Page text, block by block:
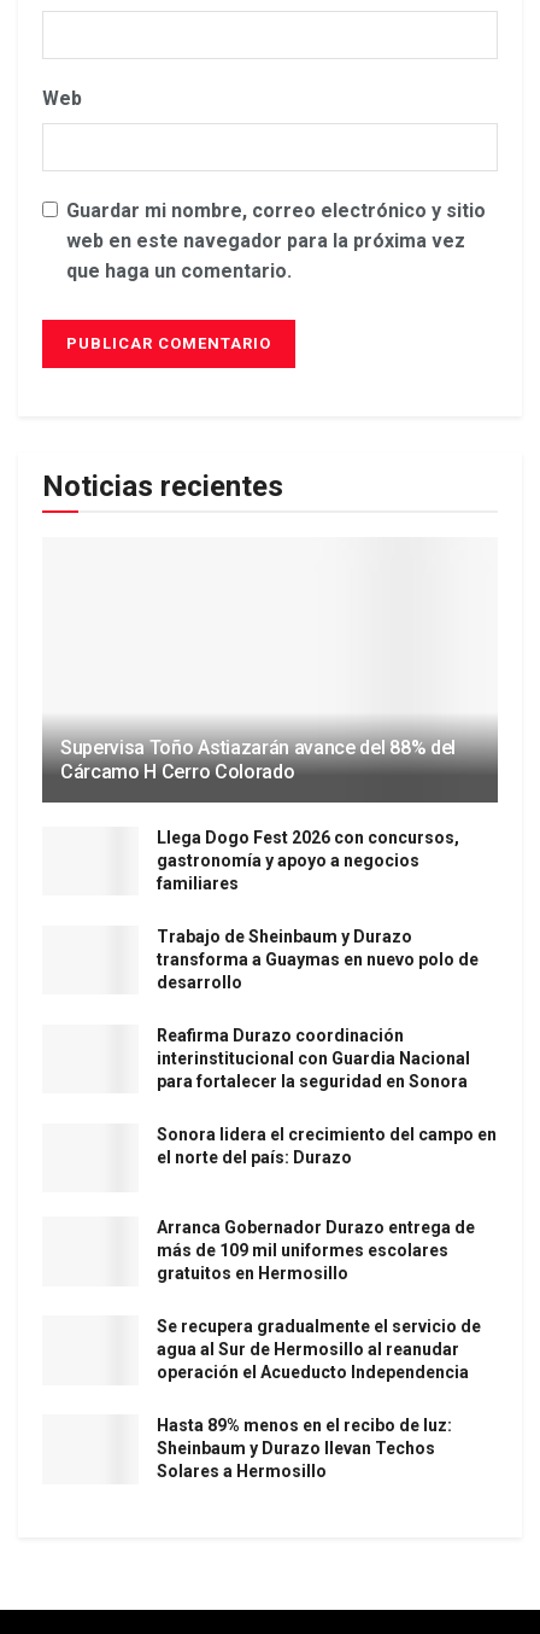
Web
Guardar mi nombre, correo electrónico y sitio
web en este navegador para la próxima vez
que haga un comentario.
Noticias recientes
Supervisa Toño Astiazarán avance del 88% del
Cárcamo H Cerro Colorado
Llega Dogo Fest 2026 con concursos,
gastronomía y apoyo a negocios
familiares
Trabajo de Sheinbaum y Durazo
transforma a Guaymas en nuevo polo de
desarrollo
Reafirma Durazo coordinación
interinstitucional con Guardia Nacional
para fortalecer la seguridad en Sonora
Sonora lidera el crecimiento del campo en
el norte del país: Durazo
Arranca Gobernador Durazo entrega de
más de 109 mil uniformes escolares
gratuitos en Hermosillo
Se recupera gradualmente el servicio de
agua al Sur de Hermosillo al reanudar
operación el Acueducto Independencia
Hasta 89% menos en el recibo de luz:
Sheinbaum y Durazo llevan Techos
Solares a Hermosillo